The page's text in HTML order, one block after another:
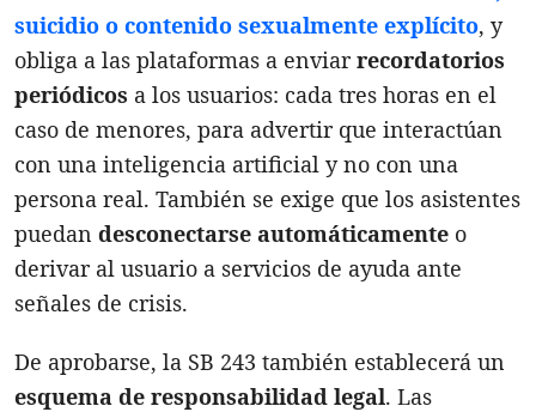
suicidio o contenido sexualmente explícito, y
obliga a las plataformas a enviarrecordatorios
periódicos a los usuarios: cada tres horas en el
caso de menores, para advertir que interactúan
con una inteligencia artificial y no con una
persona real. También se exige que los asistentes
puedan desconectarse automáticamente o
derivar al usuario a servicios de ayuda ante
señales de crisis.
De aprobarse, la SB 243 también establecerá un
esquema de responsabilidad legal. Las